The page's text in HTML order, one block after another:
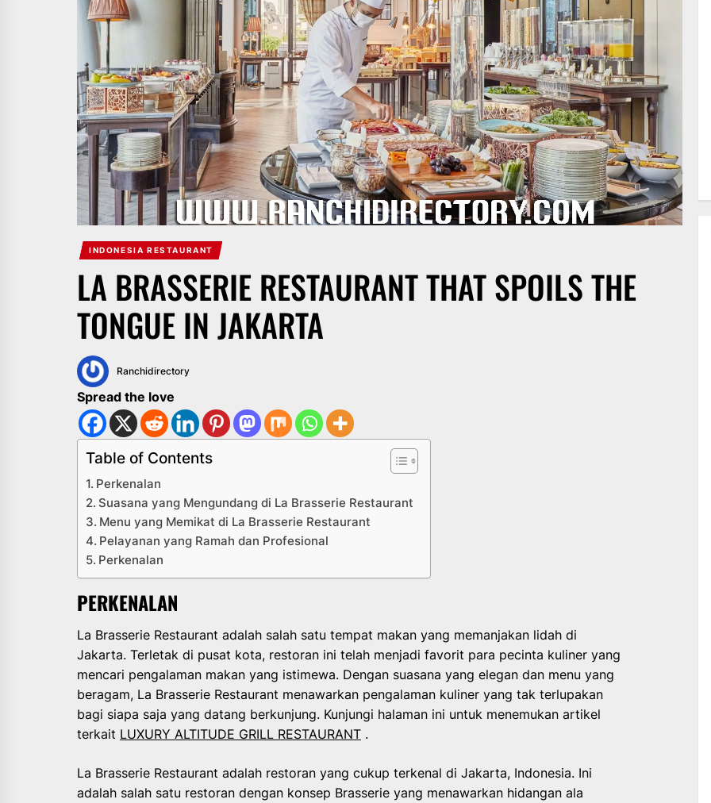
INDONESIA RESTAURANT
LA BRASSERIE RESTAURANT THAT SPOILS THE
TONGUE IN JAKARTA
Ranchidirectory
Spread the love
Table of Contents
Perkenalan
Suasana yang Mengundang di La Brasserie Restaurant
Menu yang Memikat di La Brasserie Restaurant
Pelayanan yang Ramah dan Profesional
Perkenalan
PERKENALAN
La Brasserie Restaurant adalah salah satu tempat makan yang memanjakan lidah di
Jakarta. Terletak di pusat kota, restoran ini telah menjadi favorit para pecinta kuliner yang
mencari pengalaman makan yang istimewa. Dengan suasana yang elegan dan menu yang
beragam, La Brasserie Restaurant menawarkan pengalaman kuliner yang tak terlupakan
bagi siapa saja yang datang berkunjung. Kunjungi halaman ini untuk menemukan artikel
terkait LUXURY ALTITUDE GRILL RESTAURANT .
La Brasserie Restaurant adalah restoran yang cukup terkenal di Jakarta, Indonesia. Ini
adalah salah satu restoran dengan konsep Brasserie yang menawarkan hidangan ala